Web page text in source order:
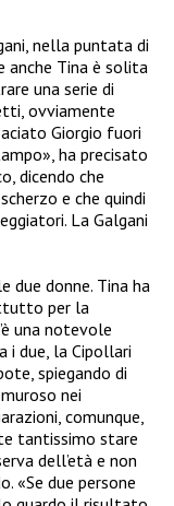
nella puntata di
anche Tina è solita
una serie di
ovviamente
Giorgio fuori
ha precisato
dicendo che
e che quindi
La Galgani
due donne. Tina ha
per la
una notevole
i due, la Cipollari
spiegando di
nei
comunque,
tantissimo stare
dell’età e non
«Se due persone